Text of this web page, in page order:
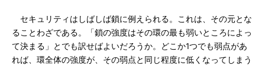
セキュリティはしばしば鎖に例えられる。これは、その元とな
ることわざである。「鎖の強度はその環の最も弱いところによっ
て決まる」とでも訳せばよいだろうか。どこか1つでも弱点があ
れば、環全体の強度が、その弱点と同じ程度に低くなってしまう